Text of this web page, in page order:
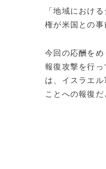
「地域におけ
権が米国との事
今回の応酬を
報復攻撃を行
は、イスラエ
ことへの報復